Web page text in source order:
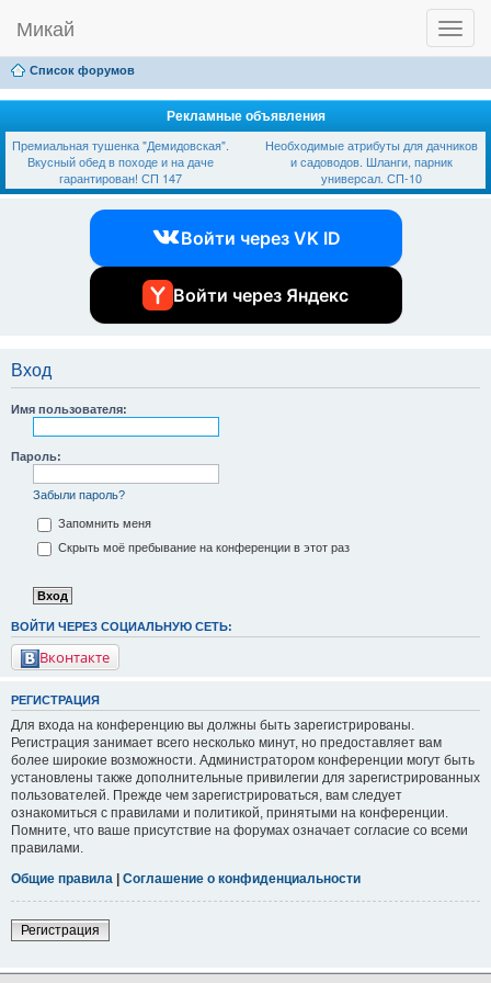
T
o
g
l
n
a
v
i
Микай
Ссылки Вход
Список форумов
Рекламные объявления
Премиальная тушенка "Демидовская".
Вкусный обед в походе и на даче
гарантирован! СП 147
Необходимые атрибуты для дачников
и садоводов. Шланги, парник
универсал. СП-10
Войти через VK ID
Войти через Яндекс
Вход
Имя пользователя:
Пароль:
Забыли пароль?
Запомнить меня
Скрыть моё пребывание на конференции в этот раз
ВОЙТИ ЧЕРЕЗ СОЦИАЛЬНУЮ СЕТЬ:
Вконтакте
РЕГИСТРАЦИЯ
Для входа на конференцию вы должны быть зарегистрированы.
Регистрация занимает всего несколько минут, но предоставляет вам
более широкие возможности. Администратором конференции могут быть
установлены также дополнительные привилегии для зарегистрированных
пользователей. Прежде чем зарегистрироваться, вам следует
ознакомиться с правилами и политикой, принятыми на конференции.
Помните, что ваше присутствие на форумах означает согласие со всеми
правилами.
Общие правила
Соглашение о конфиденциальности
Регистрация